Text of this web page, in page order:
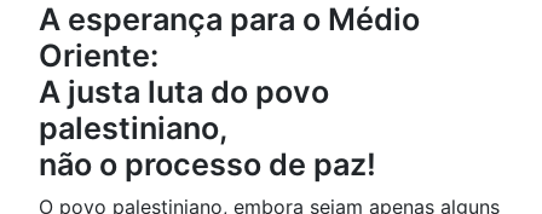
A esperança para o Médio
Oriente:
A justa luta do povo
palestiniano,
não o processo de paz!
O povo palestiniano, embora sejam apenas alguns